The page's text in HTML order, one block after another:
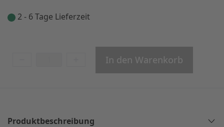
2 - 6 Tage Lieferzeit
In den Warenkorb
Produktbeschreibung